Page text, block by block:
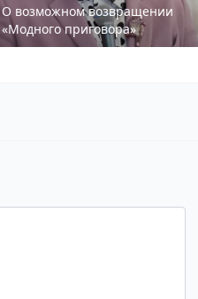
О возможном возвращении
«Модного приговора»